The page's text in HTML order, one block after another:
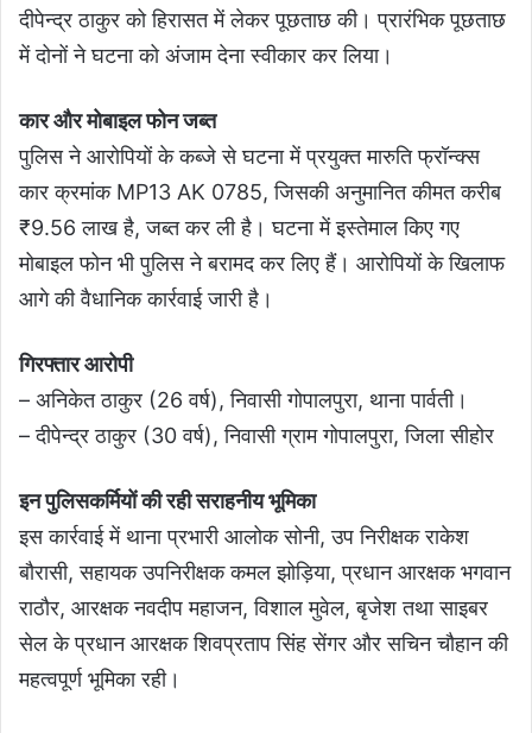
दीपेन्द्र ठाकुर को हिरासत में लेकर पूछताछ की। प्रारंभिक पूछताछ
में दोनों ने घटना को अंजाम देना स्वीकार कर लिया।
कार और मोबाइल फोन जब्त
पुलिस ने आरोपियों के कब्जे से घटना में प्रयुक्त मारुति फ्रॉन्क्स
कार क्रमांक MP13 AK 0785, जिसकी अनुमानित कीमत करीब
₹9.56 लाख है, जब्त कर ली है। घटना में इस्तेमाल किए गए
मोबाइल फोन भी पुलिस ने बरामद कर लिए हैं। आरोपियों के खिलाफ
आगे की वैधानिक कार्रवाई जारी है।
गिरफ्तार आरोपी
– अनिकेत ठाकुर (26 वर्ष), निवासी गोपालपुरा, थाना पार्वती।
– दीपेन्द्र ठाकुर (30 वर्ष), निवासी ग्राम गोपालपुरा, जिला सीहोर
इन पुलिसकर्मियों की रही सराहनीय भूमिका
इस कार्रवाई में थाना प्रभारी आलोक सोनी, उप निरीक्षक राकेश
बौरासी, सहायक उपनिरीक्षक कमल झोड़िया, प्रधान आरक्षक भगवान
राठौर, आरक्षक नवदीप महाजन, विशाल मुवेल, बृजेश तथा साइबर
सेल के प्रधान आरक्षक शिवप्रताप सिंह सेंगर और सचिन चौहान की
महत्वपूर्ण भूमिका रही।